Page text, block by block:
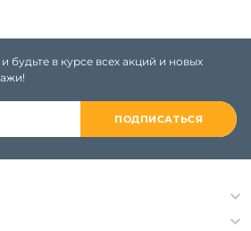
будьте в курсе всех акций и новых
ПОДПИСАТЬСЯ